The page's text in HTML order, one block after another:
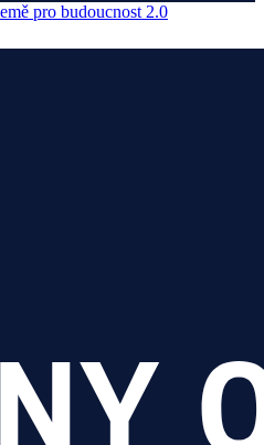
pro budoucnost 2.0